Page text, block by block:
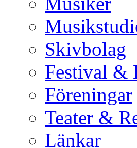
Skivbolag
Festival &
Föreningar
Teater &
Länkar